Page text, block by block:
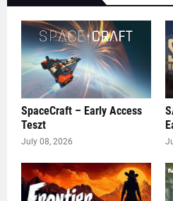
SpaceCraft – Early Access
Teszt
July 08, 2026